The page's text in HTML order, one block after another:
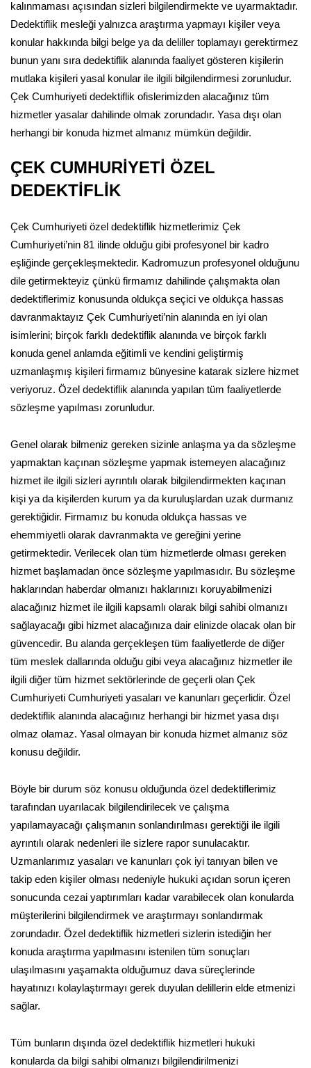
kalınmaması açısından sizleri bilgilendirmekte ve uyarmaktadır.
Dedektiflik mesleği yalnızca araştırma yapmayı kişiler veya
konular hakkında bilgi belge ya da deliller toplamayı gerektirmez
bunun yanı sıra dedektiflik alanında faaliyet gösteren kişilerin
mutlaka kişileri yasal konular ile ilgili bilgilendirmesi zorunludur.
Çek Cumhuriyeti dedektiflik ofislerimizden alacağınız tüm
hizmetler yasalar dahilinde olmak zorundadır. Yasa dışı olan
herhangi bir konuda hizmet almanız mümkün değildir.
ÇEK CUMHURİYETİ ÖZEL
DEDEKTİFLİK
Çek Cumhuriyeti özel dedektiflik hizmetlerimiz Çek
Cumhuriyeti’nin 81 ilinde olduğu gibi profesyonel bir kadro
eşliğinde gerçekleşmektedir. Kadromuzun profesyonel olduğunu
dile getirmekteyiz çünkü firmamız dahilinde çalışmakta olan
dedektiflerimiz konusunda oldukça seçici ve oldukça hassas
davranmaktayız Çek Cumhuriyeti’nin alanında en iyi olan
isimlerini; birçok farklı dedektiflik alanında ve birçok farklı
konuda genel anlamda eğitimli ve kendini geliştirmiş
uzmanlaşmış kişileri firmamız bünyesine katarak sizlere hizmet
veriyoruz. Özel dedektiflik alanında yapılan tüm faaliyetlerde
sözleşme yapılması zorunludur.
Genel olarak bilmeniz gereken sizinle anlaşma ya da sözleşme
yapmaktan kaçınan sözleşme yapmak istemeyen alacağınız
hizmet ile ilgili sizleri ayrıntılı olarak bilgilendirmekten kaçınan
kişi ya da kişilerden kurum ya da kuruluşlardan uzak durmanız
gerektiğidir. Firmamız bu konuda oldukça hassas ve
ehemmiyetli olarak davranmakta ve gereğini yerine
getirmektedir. Verilecek olan tüm hizmetlerde olması gereken
hizmet başlamadan önce sözleşme yapılmasıdır. Bu sözleşme
haklarından haberdar olmanızı haklarınızı koruyabilmenizi
alacağınız hizmet ile ilgili kapsamlı olarak bilgi sahibi olmanızı
sağlayacağı gibi hizmet alacağınıza dair elinizde olacak olan bir
güvencedir. Bu alanda gerçekleşen tüm faaliyetlerde de diğer
tüm meslek dallarında olduğu gibi veya alacağınız hizmetler ile
ilgili diğer tüm hizmet sektörlerinde de geçerli olan Çek
Cumhuriyeti Cumhuriyeti yasaları ve kanunları geçerlidir. Özel
dedektiflik alanında alacağınız herhangi bir hizmet yasa dışı
olmaz olamaz. Yasal olmayan bir konuda hizmet almanız söz
konusu değildir.
Böyle bir durum söz konusu olduğunda özel dedektiflerimiz
tarafından uyarılacak bilgilendirilecek ve çalışma
yapılamayacağı çalışmanın sonlandırılması gerektiği ile ilgili
ayrıntılı olarak nedenleri ile sizlere rapor sunulacaktır.
Uzmanlarımız yasaları ve kanunları çok iyi tanıyan bilen ve
takip eden kişiler olması nedeniyle hukuki açıdan sorun içeren
sonucunda cezai yaptırımları kadar varabilecek olan konularda
müşterilerini bilgilendirmek ve araştırmayı sonlandırmak
zorundadır. Özel dedektiflik hizmetleri sizlerin istediğin her
konuda araştırma yapılmasını istenilen tüm sonuçları
ulaşılmasını yaşamakta olduğumuz dava süreçlerinde
hayatınızı kolaylaştırmayı gerek duyulan delillerin elde etmenizi
sağlar.
Tüm bunların dışında özel dedektiflik hizmetleri hukuki
konularda da bilgi sahibi olmanızı bilgilendirilmenizi